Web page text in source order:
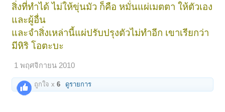
สิ่งที่ทำได้ ไม่ให้ขุ่นมัว ก็คือ หมั่นแผ่เมตตา ให้ตัวเอง
และผู้อื่น
และจำสิ่งเหล่านี้แผ่ปรับปรุงตัวไม่ทำอีก เขาเรียกว่า
มีหิริ โอตะบะ
1 พฤศจิกายน 2010
ถูกใจ x6 ดูรายการ